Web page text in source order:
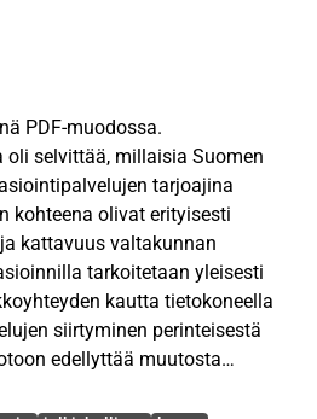
PDF-muodossa.
oli selvittää, millaisia Suomen
tarjoajina
kohteena olivat erityisesti
kattavuus valtakunnan
tarkoitetaan yleisesti
kautta tietokoneella
siirtyminen perinteisestä
edellyttää muutosta